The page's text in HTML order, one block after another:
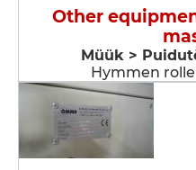
Other
Müük >
Hymmen